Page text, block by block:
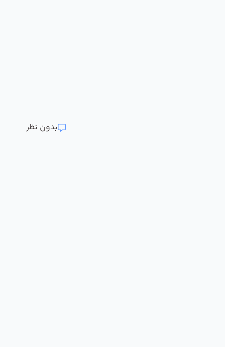
بدون نظر